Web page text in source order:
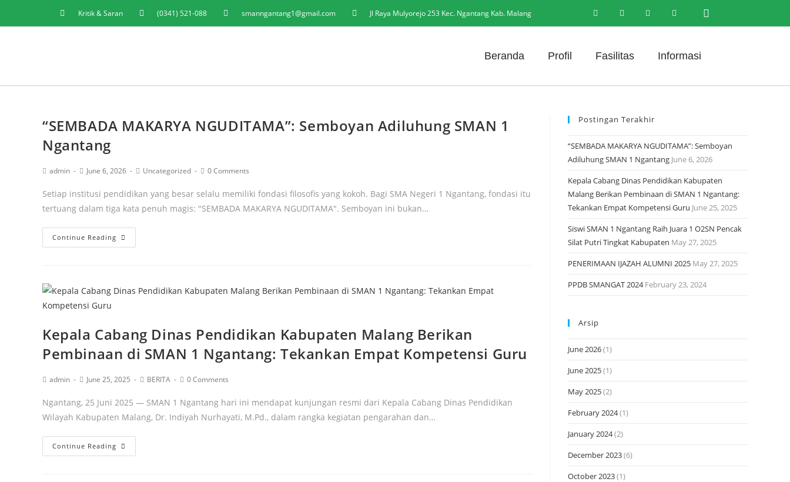
Kritik & Saran (0341) 521-088 smanngantang1@gmail.com Jl Raya Mulyorejo 253 Kec. Ngantang Kab. Malang
Beranda Profil Fasilitas Informasi
“SEMBADA MAKARYA NGUDITAMA”: Semboyan Adiluhung SMAN 1
Ngantang
admin June 6, 2026 Uncategorized 0 Comments
Setiap institusi pendidikan yang besar selalu memiliki fondasi filosofis yang kokoh. Bagi SMA Negeri 1 Ngantang, fondasi itu
tertuang dalam tiga kata penuh magis: "SEMBADA MAKARYA NGUDITAMA". Semboyan ini bukan…
Continue Reading
Kepala Cabang Dinas Pendidikan Kabupaten Malang Berikan
Pembinaan di SMAN 1 Ngantang: Tekankan Empat Kompetensi Guru
admin June 25, 2025 BERITA 0 Comments
Ngantang, 25 Juni 2025 — SMAN 1 Ngantang hari ini mendapat kunjungan resmi dari Kepala Cabang Dinas Pendidikan
Wilayah Kabupaten Malang, Dr. Indiyah Nurhayati, M.Pd., dalam rangka kegiatan pengarahan dan…
Continue Reading
Postingan Terakhir
“SEMBADA MAKARYA NGUDITAMA”: Semboyan
Adiluhung SMAN 1 Ngantang June 6, 2026
Kepala Cabang Dinas Pendidikan Kabupaten
Malang Berikan Pembinaan di SMAN 1 Ngantang:
Tekankan Empat Kompetensi Guru June 25, 2025
Siswi SMAN 1 Ngantang Raih Juara 1 O2SN Pencak
Silat Putri Tingkat Kabupaten May 27, 2025
PENERIMAAN IJAZAH ALUMNI 2025 May 27, 2025
PPDB SMANGAT 2024 February 23, 2024
Arsip
June 2026(1)
June 2025(1)
May 2025(2)
February 2024(1)
January 2024(2)
December 2023(6)
October 2023(1)